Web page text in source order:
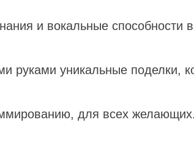
и вокальные способности
руками уникальные поделки,
для всех